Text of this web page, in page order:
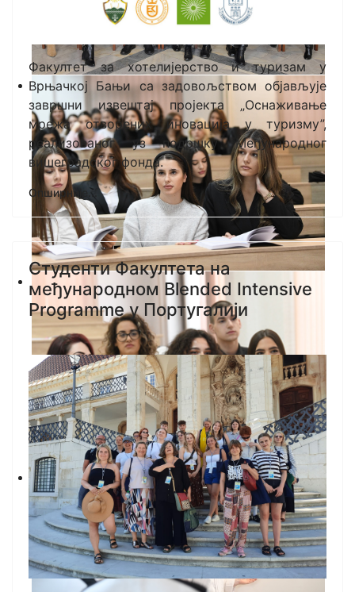
Факултет за хотелијерство и туризам у
Врњачкој Бањи са задовољством објављује
завршни извештај пројекта „Оснаживање
мрежа отворених иновација у туризму”,
реализованог уз подршку Међународног
вишеградског фонда.
Опширније...
Студенти Факултета на
међународном Blended Intensive
Programme у Португалији